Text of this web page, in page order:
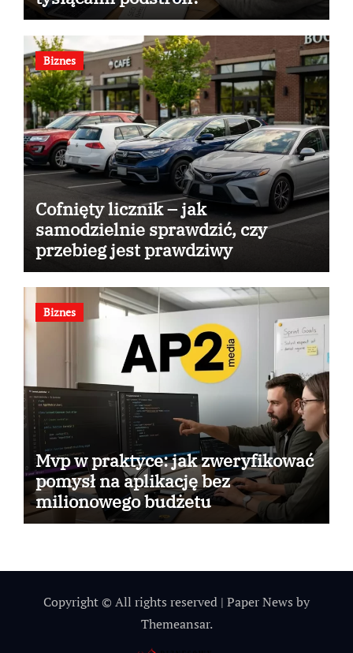
Biznes
Cofnięty licznik – jak
samodzielnie sprawdzić, czy
przebieg jest prawdziwy
Biznes
Mvp w praktyce: jak zweryfikować
pomysł na aplikację bez
milionowego budżetu
Copyright © All rights reserved | Paper News by
Themeansar.